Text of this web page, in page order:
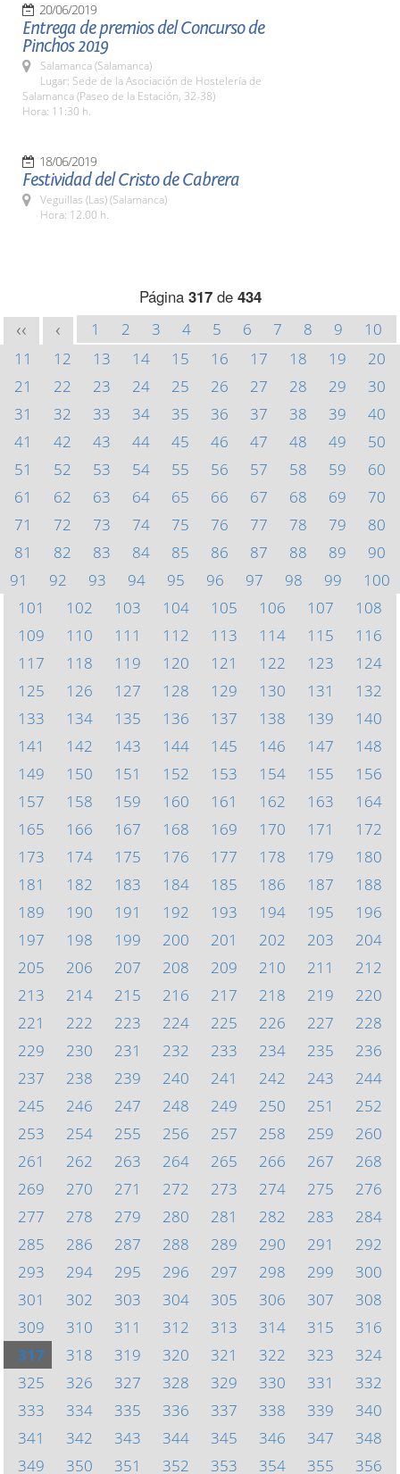
20/06/2019
Entrega de premios del Concurso de
Pinchos 2019
Salamanca (Salamanca)
Lugar: Sede de la Asociación de Hostelería de
Salamanca (Paseo de la Estación, 32-38)
Hora: 11:30 h.
18/06/2019
Festividad del Cristo de Cabrera
Veguillas (Las) (Salamanca)
Hora: 12.00 h.
Página 317de 434
<< < 1 2 3 4 5 6 7 8 9
10
11
12 13 14 15 16 17 18 19
20
21
22 23 24 25 26 27 28 29
30
31
32 33 34 35 36 37 38 39
40
41
42 43 44 45 46 47 48 49
50
51
52 53 54 55 56 57 58 59
60
61
62 63 64 65 66 67 68 69
70
71
72 73 74 75 76 77 78 79
80
81
82 83 84 85 86 87 88 89
90
91
92 93 94 95 96 97 98 99
100
101
102 103 104 105 106 107
108
109
110 111 112 113 114 115
116
117
118 119 120 121 122 123
124
125
126 127 128 129 130 131
132
133
134 135 136 137 138 139
140
141
142 143 144 145 146 147
148
149
150 151 152 153 154 155
156
157
158 159 160 161 162 163
164
165
166 167 168 169 170 171
172
173
174 175 176 177 178 179
180
181
182 183 184 185 186 187
188
189
190 191 192 193 194 195
196
197
198 199 200 201 202 203
204
205
206 207 208 209 210 211
212
213
214 215 216 217 218 219
220
221
222 223 224 225 226 227
228
229
230 231 232 233 234 235
236
237
238 239 240 241 242 243
244
245
246 247 248 249 250 251
252
253
254 255 256 257 258 259
260
261
262 263 264 265 266 267
268
269
270 271 272 273 274 275
276
277
278 279 280 281 282 283
284
285
286 287 288 289 290 291
292
293
294 295 296 297 298 299
300
301
302 303 304 305 306 307
308
309
310 311 312 313 314 315
316
317
318 319 320 321 322 323
324
325
326 327 328 329 330 331
332
333
334 335 336 337 338 339
340
341
342 343 344 345 346 347
348
349
350 351 352 353 354 355 356